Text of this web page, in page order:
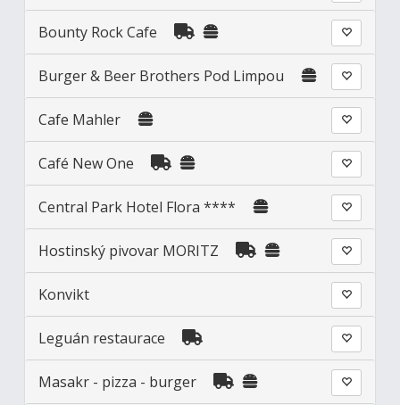
Bounty Rock Cafe
Burger & Beer Brothers Pod Limpou
Cafe Mahler
Café New One
Central Park Hotel Flora ****
Hostinský pivovar MORITZ
Konvikt
Leguán restaurace
Masakr - pizza - burger